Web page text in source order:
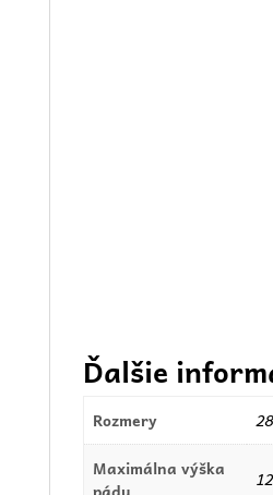
Ďalšie
Rozmery
Maximálna výška